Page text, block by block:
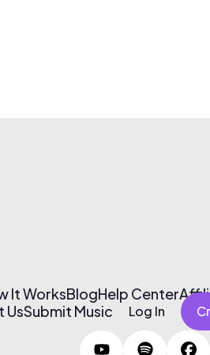
It WorksBlogHelp Center
UsSubmit Music Log In